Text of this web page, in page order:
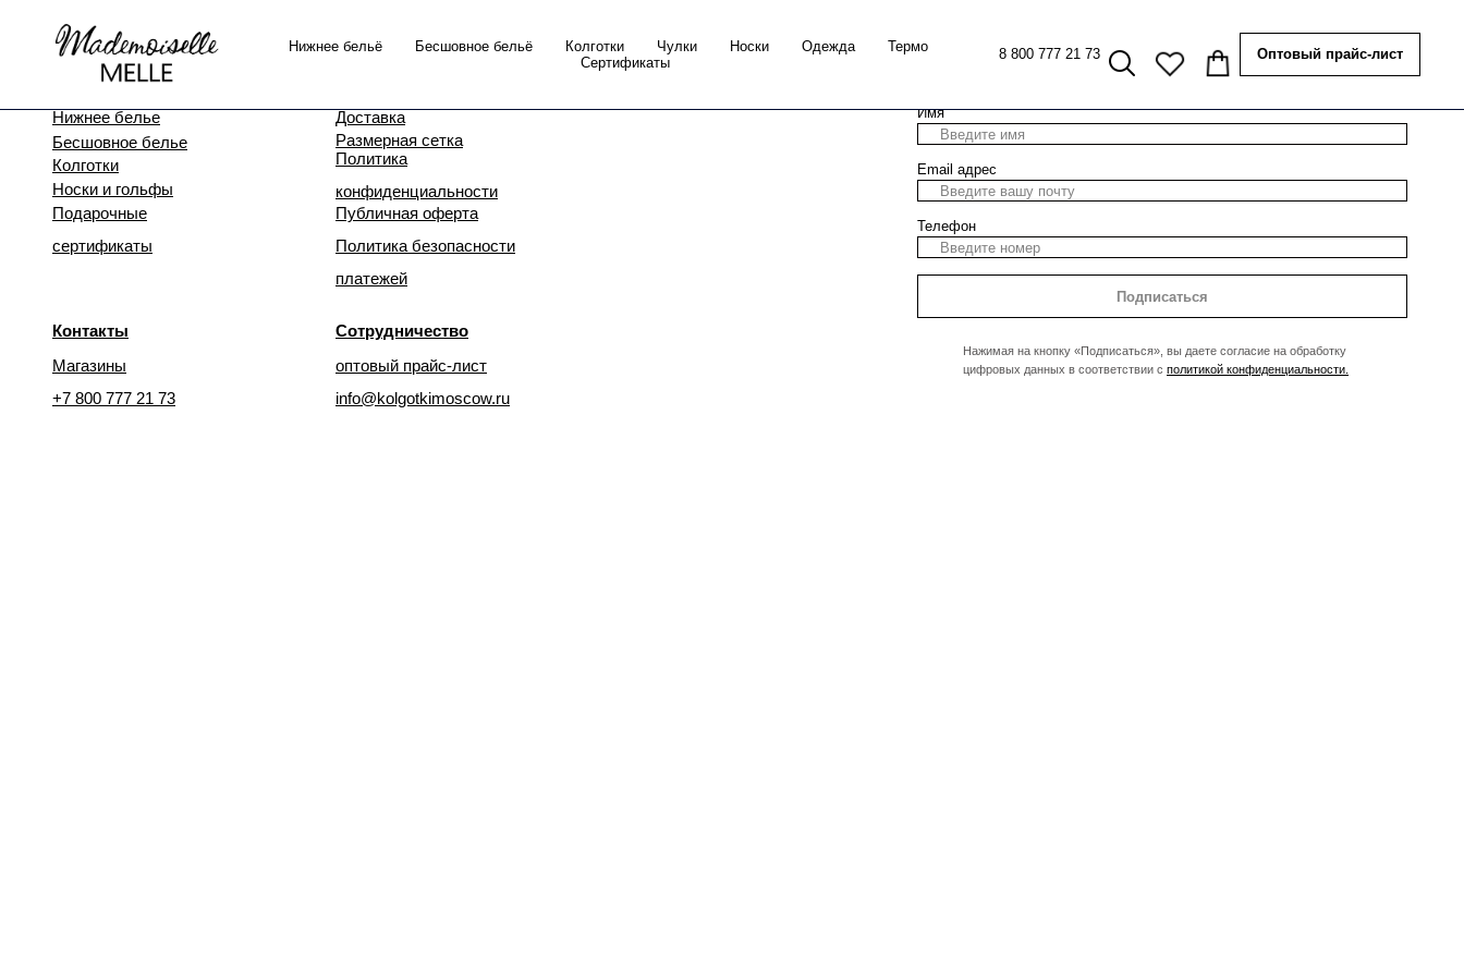
Нижнее бельё Бесшовное бельё Колготки Чулки Носки Одежда
Термо
Сертификаты
8 800 777 21 73 Оптовый прайс-лист
Нижнее белье
Каталог
Контакты Сотрудничество
Бесшовное белье
Колготки
Носки и гольфы
Подарочные
сертификаты
Магазины
+7 800 777 21 73
оптовый прайс-лист
info@kolgotkimoscow.ru
Доставка
Размерная сетка
Публичная оферта
Политика
конфиденциальности
Политика безопасности
платежей
Имя
Email адрес
Телефон
Подписаться
Нажимая на кнопку «Подписаться», вы даете согласие на обработку
цифровых данных в соответствии с политикой конфиденциальности.